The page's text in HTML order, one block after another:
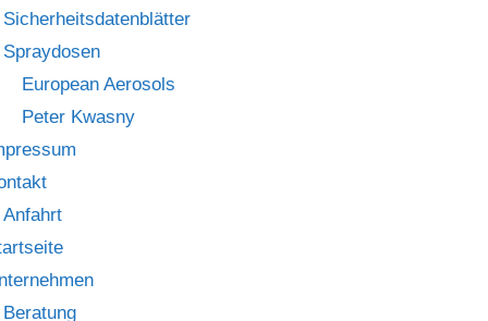
Sicherheitsdatenblätter
Spraydosen
European Aerosols
Peter Kwasny
Anfahrt
Beratung